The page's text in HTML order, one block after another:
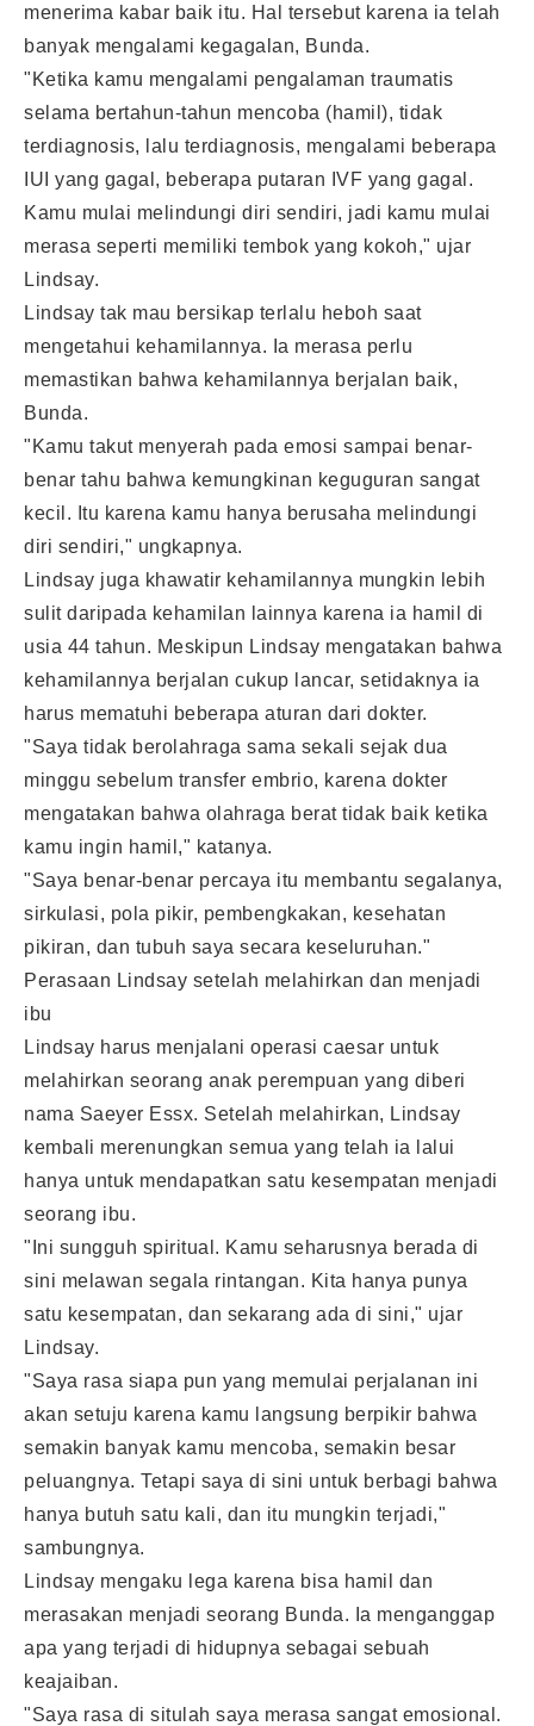
menerima kabar baik itu. Hal tersebut karena ia telah
banyak mengalami kegagalan, Bunda.
"Ketika kamu mengalami pengalaman traumatis
selama bertahun-tahun mencoba (hamil), tidak
terdiagnosis, lalu terdiagnosis, mengalami beberapa
IUI yang gagal, beberapa putaran IVF yang gagal.
Kamu mulai melindungi diri sendiri, jadi kamu mulai
merasa seperti memiliki tembok yang kokoh," ujar
Lindsay.
Lindsay tak mau bersikap terlalu heboh saat
mengetahui kehamilannya. Ia merasa perlu
memastikan bahwa kehamilannya berjalan baik,
Bunda.
"Kamu takut menyerah pada emosi sampai benar-
benar tahu bahwa kemungkinan keguguran sangat
kecil. Itu karena kamu hanya berusaha melindungi
diri sendiri," ungkapnya.
Lindsay juga khawatir kehamilannya mungkin lebih
sulit daripada kehamilan lainnya karena ia hamil di
usia 44 tahun. Meskipun Lindsay mengatakan bahwa
kehamilannya berjalan cukup lancar, setidaknya ia
harus mematuhi beberapa aturan dari dokter.
"Saya tidak berolahraga sama sekali sejak dua
minggu sebelum transfer embrio, karena dokter
mengatakan bahwa olahraga berat tidak baik ketika
kamu ingin hamil," katanya.
"Saya benar-benar percaya itu membantu segalanya,
sirkulasi, pola pikir, pembengkakan, kesehatan
pikiran, dan tubuh saya secara keseluruhan."
Perasaan Lindsay setelah melahirkan dan menjadi
ibu
Lindsay harus menjalani operasi caesar untuk
melahirkan seorang anak perempuan yang diberi
nama Saeyer Essx. Setelah melahirkan, Lindsay
kembali merenungkan semua yang telah ia lalui
hanya untuk mendapatkan satu kesempatan menjadi
seorang ibu.
"Ini sungguh spiritual. Kamu seharusnya berada di
sini melawan segala rintangan. Kita hanya punya
satu kesempatan, dan sekarang ada di sini," ujar
Lindsay.
"Saya rasa siapa pun yang memulai perjalanan ini
akan setuju karena kamu langsung berpikir bahwa
semakin banyak kamu mencoba, semakin besar
peluangnya. Tetapi saya di sini untuk berbagi bahwa
hanya butuh satu kali, dan itu mungkin terjadi,"
sambungnya.
Lindsay mengaku lega karena bisa hamil dan
merasakan menjadi seorang Bunda. Ia menganggap
apa yang terjadi di hidupnya sebagai sebuah
keajaiban.
"Saya rasa di situlah saya merasa sangat emosional.